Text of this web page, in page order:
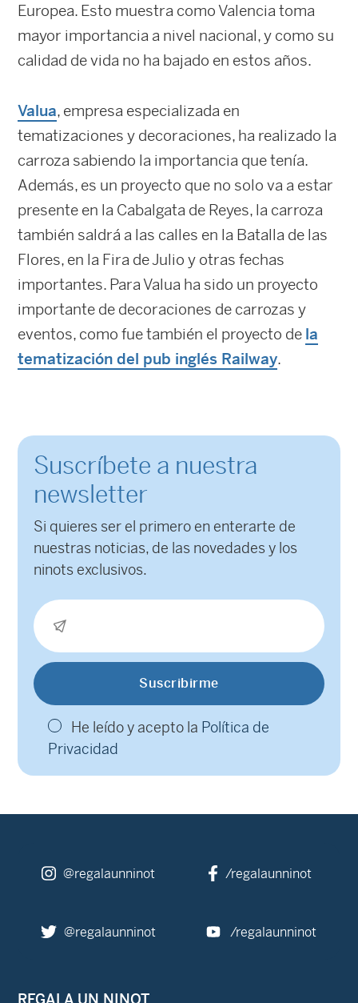
Europea. Esto muestra como Valencia toma
mayor importancia a nivel nacional, y como su
calidad de vida no ha bajado en estos años.
Valua, empresa especializada en
tematizaciones y decoraciones, ha realizado la
carroza sabiendo la importancia que tenía.
Además, es un proyecto que no solo va a estar
presente en la Cabalgata de Reyes, la carroza
también saldrá a las calles en la Batalla de las
Flores, en la Fira de Julio y otras fechas
importantes. Para Valua ha sido un proyecto
importante de decoraciones de carrozas y
eventos, como fue también el proyecto de la
tematización del pub inglés Railway.
Suscríbete a nuestra
newsletter
Si quieres ser el primero en enterarte de
nuestras noticias, de las novedades y los
ninots exclusivos.
He leído y acepto la Política de
Privacidad
@regalaunninot /regalaunninot
@regalaunninot /regalaunninot
REGALA UN NINOT